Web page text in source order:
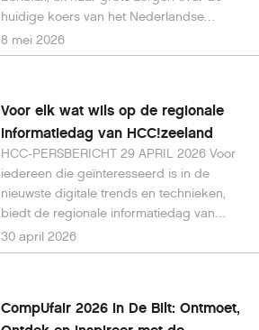
huidige koers van het Nederlandse
kabinet op het gebied van digitalisering.
Tijdens recente debatten in de Tweede
aangekondigd met ambitieuze plannen,
maar zonder dat hier voldoende financiële
onderbouwing tegenover staat. Digitale
ontwikkeling is inmiddels geen bijzaak
meer, maar vormt de kern van onze
economie, overheid en samenleving.
Desalniettemin constateert HCC dat
belangrijke onderdelen van het digitale
zonder duidelijk budget worden
8 mei 2026
Voor elk wat wils op de regionale
informatiedag van HCC!zeeland
HCC-PERSBERICHT 29 APRIL 2026 Voor
iedereen die geïnteresseerd is in de
nieuwste digitale trends en technieken,
biedt de regionale informatiedag van
HCC!zeeland op zaterdag 9 mei 2026 een
uitstekend gelegenheid om zich te
Gebouw De Vroone, gelegen aan de C.D.
30 april 2026
CompUfair 2026 in De Bilt: Ontmoet,